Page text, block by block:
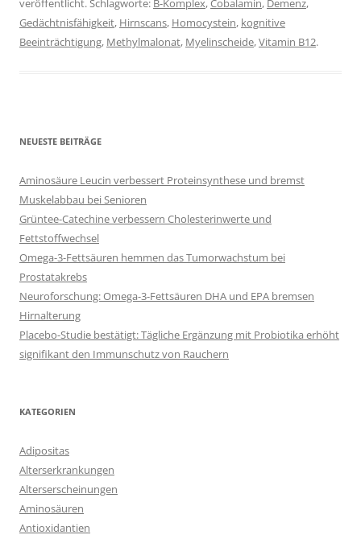
veröffentlicht. Schlagworte: B-Komplex,Cobalamin, Demenz,
Gedächtnisfähigkeit, Hirnscans, Homocystein, kognitive
Beeinträchtigung, Methylmalonat, Myelinscheide,Vitamin B12.
NEUESTE BEITRÄGE
Aminosäure Leucin verbessert Proteinsynthese und bremst
Muskelabbau bei Senioren
Grüntee-Catechine verbessern Cholesterinwerte und
Fettstoffwechsel
Omega-3-Fettsäuren hemmen das Tumorwachstum bei
Prostatakrebs
Neuroforschung: Omega-3-Fettsäuren DHA und EPA bremsen
Hirnalterung
Placebo-Studie bestätigt: Tägliche Ergänzung mit Probiotika erhöht
signifikant den Immunschutz von Rauchern
KATEGORIEN
Adipositas
Alterserkrankungen
Alterserscheinungen
Aminosäuren
Antioxidantien